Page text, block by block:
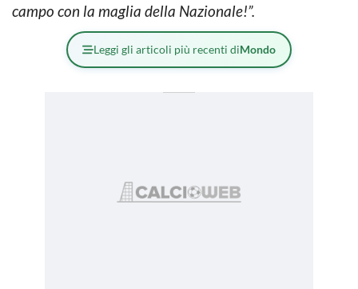
campo con la maglia della Nazionale!”.
Leggi gli articoli più recenti diMondo